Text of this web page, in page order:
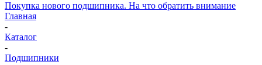
Покупка нового подшипника. На что обратить внимание
Главная
-
Каталог
-
Подшипники